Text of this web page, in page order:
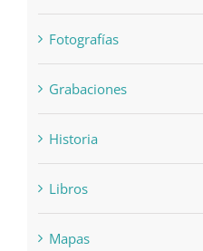
Fotografías
Grabaciones
Historia
Libros
Mapas